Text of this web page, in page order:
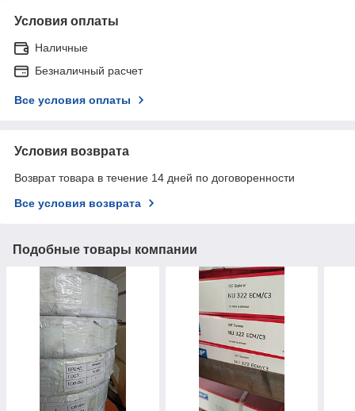
Условия оплаты
Наличные
Безналичный расчет
Все условия оплаты
Условия возврата
Возврат товара в течение 14 дней по договоренности
Все условия возврата
Подобные товары компании